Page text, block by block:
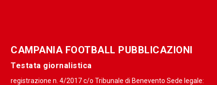
CAMPANIA FOOTBALL PUBBLICAZIONI
Testata giornalistica
registrazione n. 4/2017 c/o Tribunale di Benevento Sede legale: